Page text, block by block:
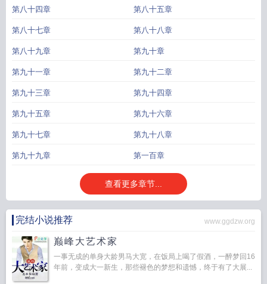
第八十四章 第八十五章
第八十七章 第八十八章
第八十九章 第九十章
第九十一章 第九十二章
第九十三章 第九十四章
第九十五章 第九十六章
第九十七章 第九十八章
第九十九章 第一百章
查看更多章节...
完结小说推荐 www.ggdzw.org
巅峰大艺术家
一事无成的单身大龄男马大宽，在饭局上喝了假酒，一醉梦回16
年前，变成大一新生，那些褪色的梦想和遗憾，终于有了大展...